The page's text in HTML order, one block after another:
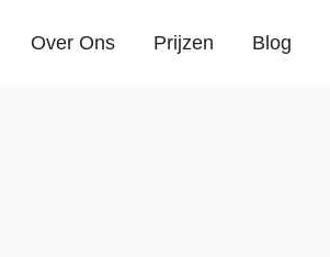
Over Ons Prijzen Blog